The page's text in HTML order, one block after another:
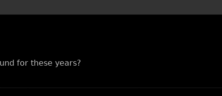
for these years?